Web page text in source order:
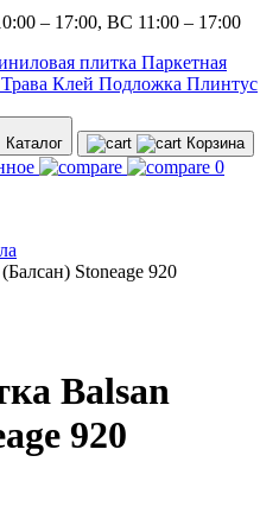
– 17:00, ВС 11:00 – 17:00
плитка Паркетная
Трава Клей Подложка Плинтус
Каталог Корзина
0
Stoneage 920
Balsan
920